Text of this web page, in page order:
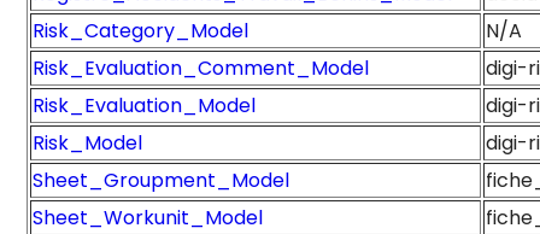
Risk_Category_Model
N/A
Risk_Evaluation_Comment_Model
digi-
Risk_Evaluation_Model
digi-
Risk_Model
digi-
Sheet_Groupment_Model
Sheet_Workunit_Model